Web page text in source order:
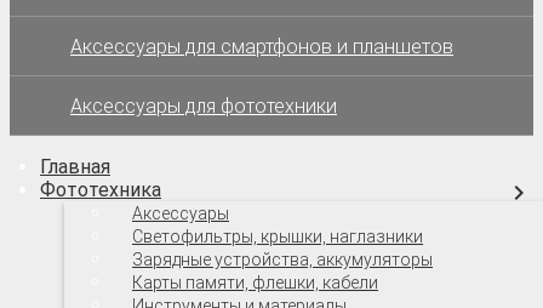
Аксессуары для смартфонов и планшетов
Аксессуары для фототехники
Главная
Фототехника
Аксессуары
Светофильтры, крышки, наглазники
Зарядные устройства, аккумуляторы
Карты памяти, флешки, кабели